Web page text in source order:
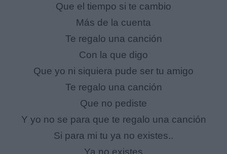
Que el tiempo si te cambio
Más de la cuenta
Te regalo una canción
Con la que digo
Que yo ni siquiera pude ser tu amigo
Te regalo una canción
Que no pediste
Y yo no se para que te regalo una canción
Si para mi tu ya no existes..
Ya no existes